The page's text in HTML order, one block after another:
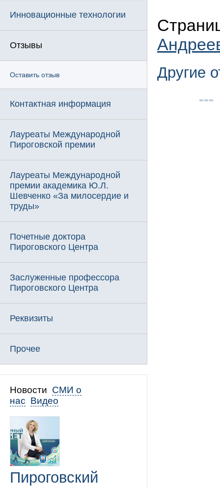
Инновационные технологии
Отзывы
Оставить отзыв
Контактная информация
Лауреаты Международной
Пироговской премии
Лауреаты Международной
премии академика Ю.Л.
Шевченко «За милосердие и
труды»
Почетные доктора
Пироговского Центра
Заслуженные профессора
Пироговского Центра
Реквизиты
Прочее
Новости СМИ о
нас Видео
Пироговский
Другие